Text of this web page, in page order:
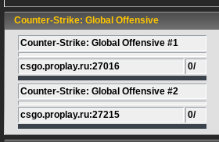
Counter-Strike: Global Offensive
Counter-Strike: Global Offensive #1
csgo.proplay.ru:27016 0/
Counter-Strike: Global Offensive #2
csgo.proplay.ru:27215 0/